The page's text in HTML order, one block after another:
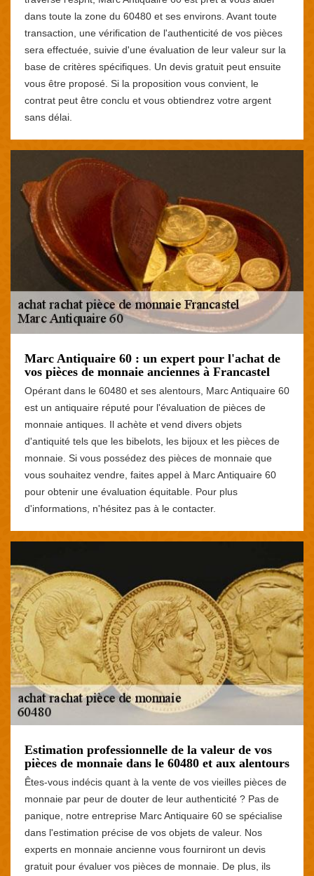
dans toute la zone du 60480 et ses environs. Avant toute
transaction, une vérification de l'authenticité de vos pièces
sera effectuée, suivie d'une évaluation de leur valeur sur la
base de critères spécifiques. Un devis gratuit peut ensuite
vous être proposé. Si la proposition vous convient, le
contrat peut être conclu et vous obtiendrez votre argent
sans délai.
Marc Antiquaire 60 : un expert pour l'achat de
vos pièces de monnaie anciennes à Francastel
Opérant dans le 60480 et ses alentours, Marc Antiquaire 60
est un antiquaire réputé pour l'évaluation de pièces de
monnaie antiques. Il achète et vend divers objets
d'antiquité tels que les bibelots, les bijoux et les pièces de
monnaie. Si vous possédez des pièces de monnaie que
vous souhaitez vendre, faites appel à Marc Antiquaire 60
pour obtenir une évaluation équitable. Pour plus
d'informations, n'hésitez pas à le contacter.
Estimation professionnelle de la valeur de vos
pièces de monnaie dans le 60480 et aux alentours
Êtes-vous indécis quant à la vente de vos vieilles pièces de
monnaie par peur de douter de leur authenticité ? Pas de
panique, notre entreprise Marc Antiquaire 60 se spécialise
dans l'estimation précise de vos objets de valeur. Nos
experts en monnaie ancienne vous fourniront un devis
gratuit pour évaluer vos pièces de monnaie. De plus, ils